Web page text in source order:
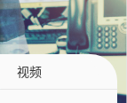
视频